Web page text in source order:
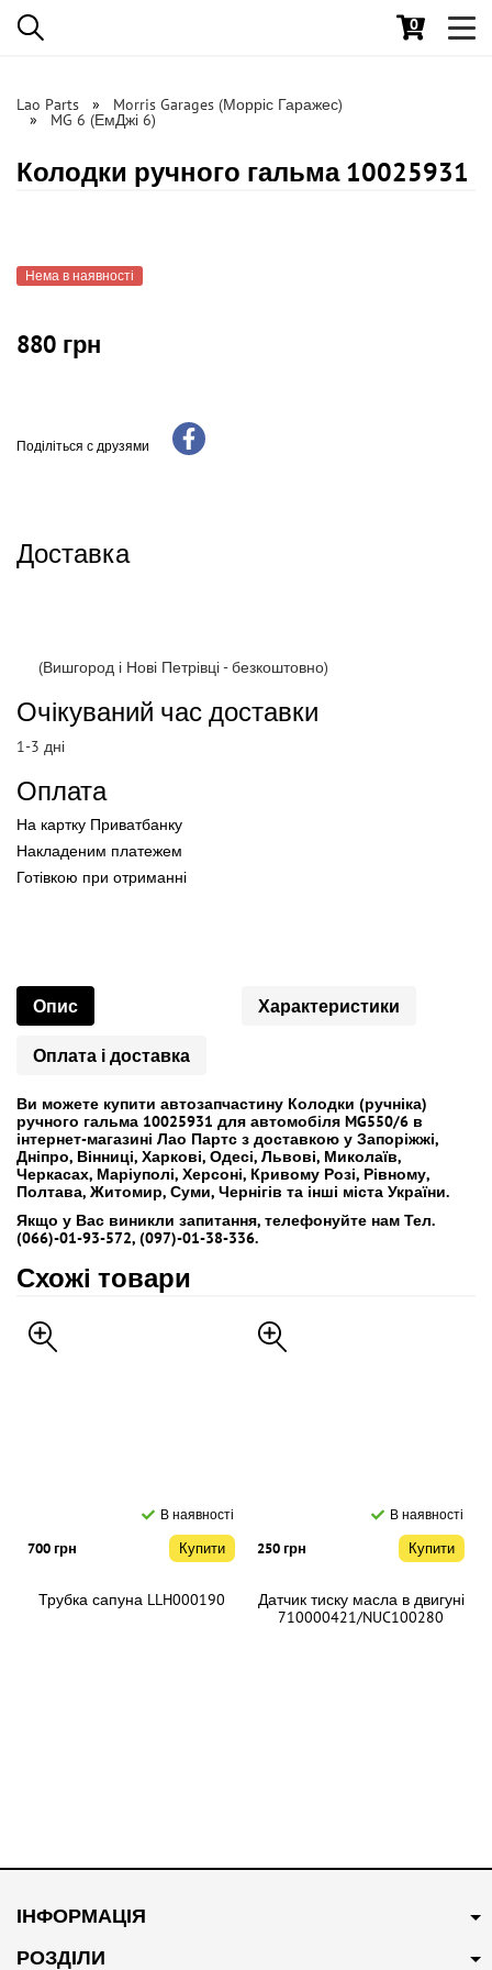
0
Lao Parts Morris Garages (Морріс Гаражес)
MG 6 (ЕмДжі 6)
Колодки ручного гальма 10025931
Нема в наявності
880 грн
Поділіться с друзями
Доставка
(Вишгород і Нові Петрівці - безкоштовно)
Очікуваний час доставки
1-3 дні
Оплата
На картку Приватбанку
Накладеним платежем
Готівкою при отриманні
Опис Характеристики
Оплата і доставка
Ви можете купити автозапчастину Колодки (ручніка)
ручного гальма 10025931 для автомобіля MG550/6 в
інтернет-магазині Лао Партс з доставкою у Запоріжжі,
Дніпро, Вінниці, Харкові, Одесі, Львові, Миколаїв,
Черкасах, Маріуполі, Херсоні, Кривому Розі, Рівному,
Полтава, Житомир, Суми, Чернігів та інші міста України.
Якщо у Вас виникли запитання, телефонуйте нам Тел.
(066)-01-93-572, (097)-01-38-336.
Схожі товари
В наявності
700 грн Купити
Трубка сапуна LLH000190
В наявності
250 грн Купити
Датчик тиску масла в двигуні
710000421/NUC100280
350 грн Купити
Трійник системи
400 грн Купити
ІНФОРМАЦІЯ
РОЗДІЛИ